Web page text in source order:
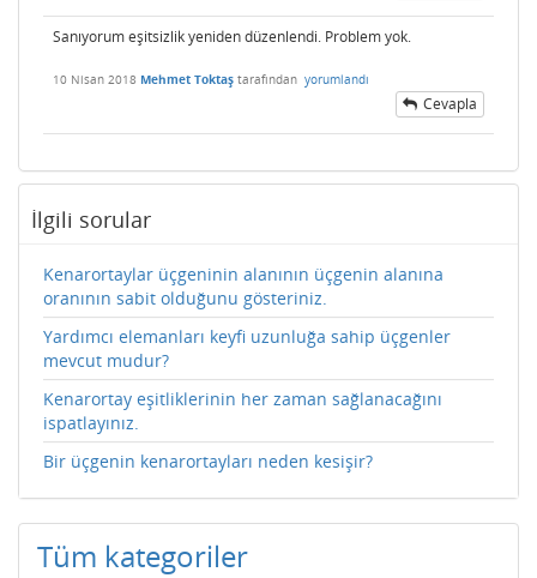
Sanıyorum eşitsizlik yeniden düzenlendi. Problem yok.
10 Nisan 2018 Mehmet Toktaş tarafından yorumlandı
Cevapla
İlgili sorular
Kenarortaylar üçgeninin alanının üçgenin alanına
oranının sabit olduğunu gösteriniz.
Yardımcı elemanları keyfi uzunluğa sahip üçgenler
mevcut mudur?
Kenarortay eşitliklerinin her zaman sağlanacağını
ispatlayınız.
Bir üçgenin kenarortayları neden kesişir?
Tüm kategoriler